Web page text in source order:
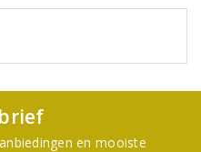
en mooiste